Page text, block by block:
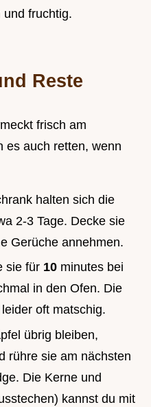
fruchtig.
Reste
frisch am
es auch retten, wenn
halten sich die
2-3 Tage. Decke sie
Gerüche annehmen.
sie für 10 minutes bei
in den Ofen. Die
oft matschig.
übrig bleiben,
rühre sie am nächsten
Die Kerne und
kannst du mit